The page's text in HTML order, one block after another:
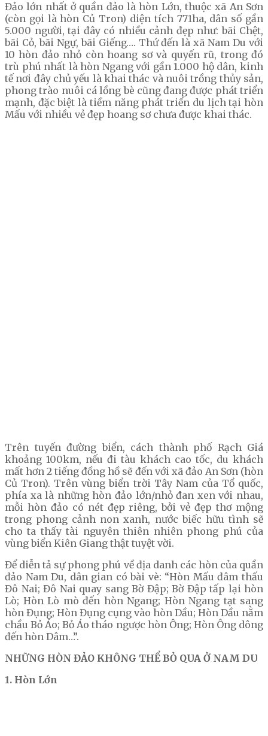
Đảo lớn nhất ở quần đảo là hòn Lớn, thuộc xã An Sơn
(còn gọi là hòn Củ Tron) diện tích 771ha, dân số gần
5.000 người, tại đây có nhiều cảnh đẹp như: bãi Chệt,
bãi Cỏ, bãi Ngự, bãi Giếng…. Thứ đến là xã Nam Du với
10 hòn đảo nhỏ còn hoang sơ và quyến rũ, trong đó
trù phú nhất là hòn Ngang với gần 1.000 hộ dân, kinh
tế nơi đây chủ yếu là khai thác và nuôi trồng thủy sản,
phong trào nuôi cá lồng bè cũng đang được phát triển
mạnh, đặc biệt là tiềm năng phát triển du lịch tại hòn
Mấu với nhiều vẻ đẹp hoang sơ chưa được khai thác.
Trên tuyến đường biển, cách thành phố Rạch Giá
khoảng 100km, nếu đi tàu khách cao tốc, du khách
mất hơn 2 tiếng đồng hồ sẽ đến với xã đảo An Sơn (hòn
Củ Tron). Trên vùng biển trời Tây Nam của Tổ quốc,
phía xa là những hòn đảo lớn/nhỏ đan xen với nhau,
mỗi hòn đảo có nét đẹp riêng, bởi vẻ đẹp thơ mộng
trong phong cảnh non xanh, nước biếc hữu tình sẽ
cho ta thấy tài nguyên thiên nhiên phong phú của
vùng biển Kiên Giang thật tuyệt vời.
Để diễn tả sự phong phú về địa danh các hòn của quần
đảo Nam Du, dân gian có bài vè: “Hòn Mấu đâm thấu
Đô Nai; Đô Nai quay sang Bờ Đập; Bờ Đập tấp lại hòn
Lò; Hòn Lò mò đến hòn Ngang; Hòn Ngang tạt sang
hòn Đụng; Hòn Đụng cụng vào hòn Dầu; Hòn Dầu nằm
chầu Bỏ Áo; Bỏ Áo tháo ngược hòn Ông; Hòn Ông dông
đến hòn Dâm…”.
NHỮNG HÒN ĐẢO KHÔNG THỂ BỎ QUA Ở NAM DU
1. Hòn Lớn